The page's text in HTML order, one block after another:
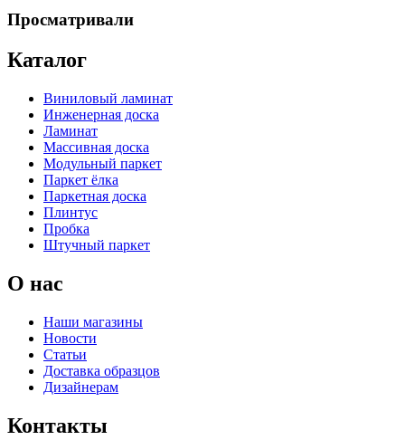
Просматривали
Каталог
Виниловый ламинат
Инженерная доска
Ламинат
Массивная доска
Модульный паркет
Паркет ёлка
Паркетная доска
Плинтус
Пробка
Штучный паркет
О нас
Наши магазины
Новости
Статьи
Доставка образцов
Дизайнерам
Контакты